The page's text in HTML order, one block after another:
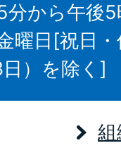
分から午後
曜日[祝日
日）を除く]